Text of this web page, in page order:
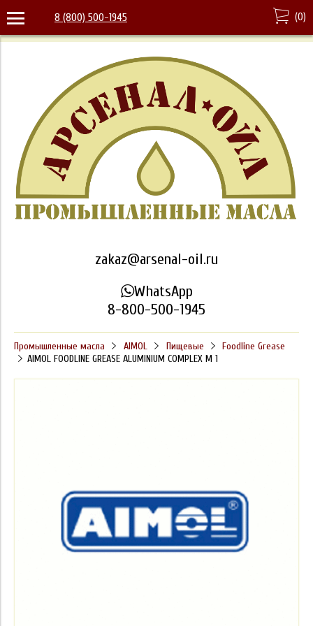
8 (800) 500-1945 (0)
zakaz@arsenal-oil.ru
WhatsApp
8-800-500-1945
Промышленные масла AIMOL Пищевые
Foodline Grease
AIMOL FOODLINE GREASE ALUMINIUM COMPLEX M 1